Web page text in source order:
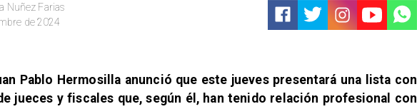
Nuñez Farias
de 2024
Pablo Hermosilla anunció que este jueves presentará una lista con
jueces y fiscales que, según él, han tenido relación profesional con